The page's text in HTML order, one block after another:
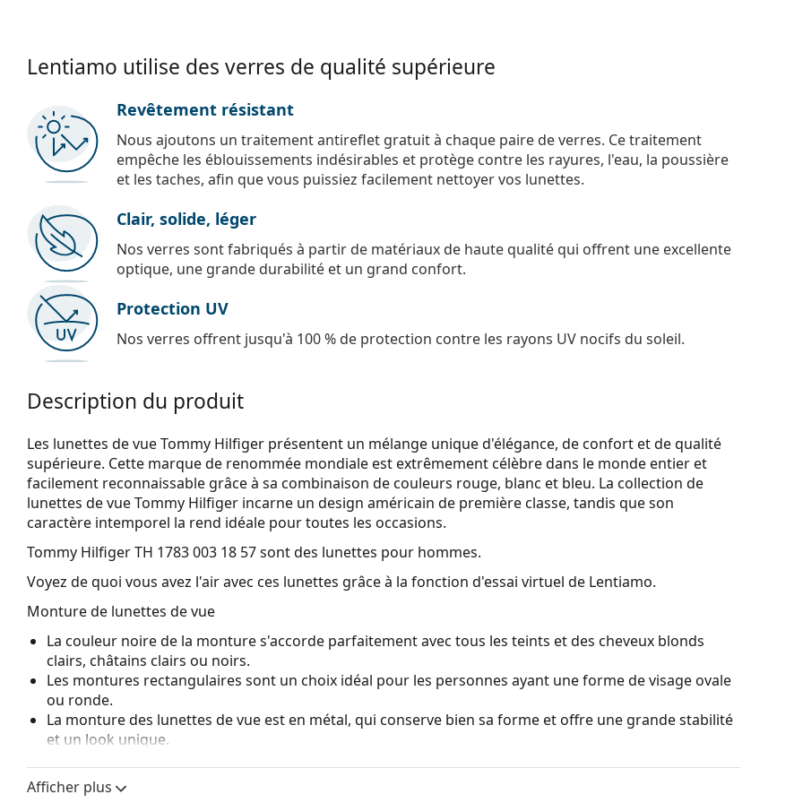
Lentiamo utilise des verres de qualité supérieure
Revêtement résistant
Nous ajoutons un traitement antireflet gratuit à chaque paire de verres. Ce traitement
empêche les éblouissements indésirables et protège contre les rayures, l'eau, la poussière
et les taches, afin que vous puissiez facilement nettoyer vos lunettes.
Clair, solide, léger
Nos verres sont fabriqués à partir de matériaux de haute qualité qui offrent une excellente
optique, une grande durabilité et un grand confort.
Protection UV
Nos verres offrent jusqu'à 100 % de protection contre les rayons UV nocifs du soleil.
Description du produit
Les lunettes de vue Tommy Hilfiger présentent un mélange unique d'élégance, de confort et de qualité
supérieure. Cette marque de renommée mondiale est extrêmement célèbre dans le monde entier et
facilement reconnaissable grâce à sa combinaison de couleurs rouge, blanc et bleu. La collection de
lunettes de vue Tommy Hilfiger incarne un design américain de première classe, tandis que son
caractère intemporel la rend idéale pour toutes les occasions.
Tommy Hilfiger TH 1783 003 18 57sont des lunettes pour hommes.
Voyez de quoi vous avez l'air avec ces lunettes grâce à la fonction d'essai virtuel de Lentiamo.
Monture de lunettes de vue
La couleur noire de la monture s'accorde parfaitement avec tous les teints et des cheveux blonds
clairs, châtains clairs ou noirs.
Les montures rectangulaires sont un choix idéal pour les personnes ayant une forme de visage ovale
ou ronde.
La monture des lunettes de vue est en métal, qui conserve bien sa forme et offre une grande stabilité
et un look unique.
composent d'une monture avant et d'une paire de branches. Elles rehausseront et compléteront
votre style grâce à leur design remarquable. L'un de leurs avantages est la robustesse, la durabilité, le
Afficher plus